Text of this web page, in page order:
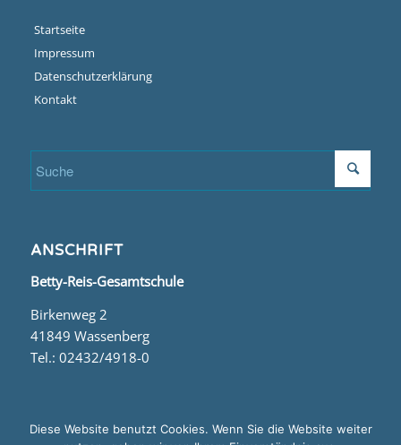
Startseite
Impressum
Datenschutzerklärung
Kontakt
ANSCHRIFT
Betty-Reis-Gesamtschule
Birkenweg 2
41849 Wassenberg
Tel.: 02432/4918-0
Diese Website benutzt Cookies. Wenn Sie die Website weiter